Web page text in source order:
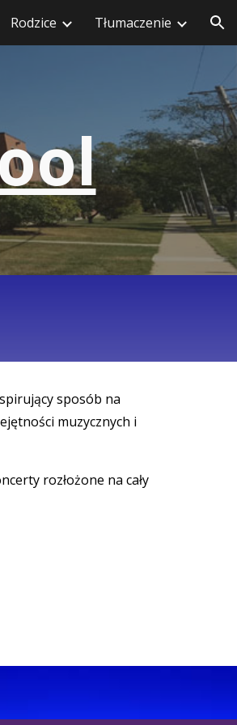
Rodzice Tłumaczenie
sposób na
muzycznych i
rozłożone na cały